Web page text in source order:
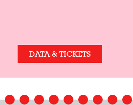
DATA & TICKETS